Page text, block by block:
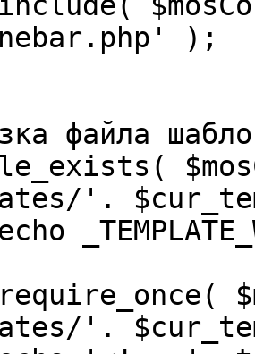
);
файла
'.
'.